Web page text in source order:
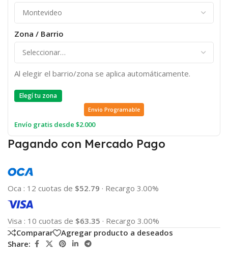
Zona / Barrio
Al elegir el barrio/zona se aplica automáticamente.
Elegí tu zona
Envio Programable
Envío gratis desde $2.000
Pagando con Mercado Pago
Oca : 12 cuotas de $52.79 · Recargo 3.00%
Visa : 10 cuotas de $63.35 · Recargo 3.00%
Comparar
Agregar producto a deseados
Share: